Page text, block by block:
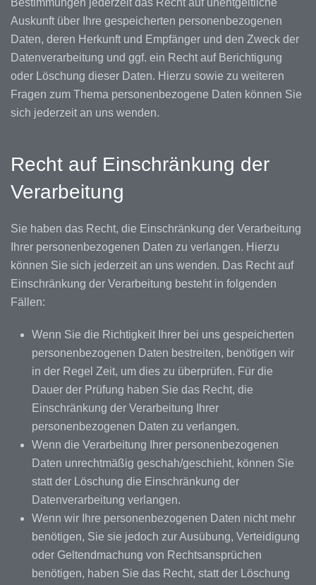
Bestimmungen jederzeit das Recht auf unentgeltliche
Auskunft über Ihre gespeicherten personenbezogenen
Daten, deren Herkunft und Empfänger und den Zweck der
Datenverarbeitung und ggf. ein Recht auf Berichtigung
oder Löschung dieser Daten. Hierzu sowie zu weiteren
Fragen zum Thema personenbezogene Daten können Sie
sich jederzeit an uns wenden.
Recht auf Einschränkung der
Verarbeitung
Sie haben das Recht, die Einschränkung der Verarbeitung
Ihrer personenbezogenen Daten zu verlangen. Hierzu
können Sie sich jederzeit an uns wenden. Das Recht auf
Einschränkung der Verarbeitung besteht in folgenden
Fällen:
Wenn Sie die Richtigkeit Ihrer bei uns gespeicherten
personenbezogenen Daten bestreiten, benötigen wir
in der Regel Zeit, um dies zu überprüfen. Für die
Dauer der Prüfung haben Sie das Recht, die
Einschränkung der Verarbeitung Ihrer
personenbezogenen Daten zu verlangen.
Wenn die Verarbeitung Ihrer personenbezogenen
Daten unrechtmäßig geschah/geschieht, können Sie
statt der Löschung die Einschränkung der
Datenverarbeitung verlangen.
Wenn wir Ihre personenbezogenen Daten nicht mehr
benötigen, Sie sie jedoch zur Ausübung, Verteidigung
oder Geltendmachung von Rechtsansprüchen
benötigen, haben Sie das Recht, statt der Löschung